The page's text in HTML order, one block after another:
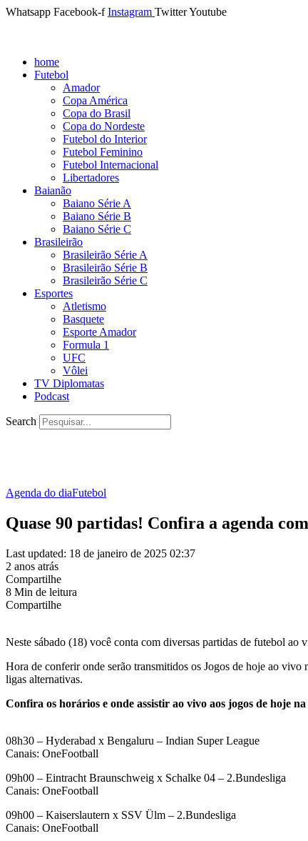
Whatsapp Facebook-f Instagram TwitterYoutube
home
Futebol
Amador
Copa América
Copa do Brasil
Copa do Nordeste
Futebol do Interior
Futebol Feminino
Futebol Internacional
Libertadores
Baianão
Baiano Série A
Baiano Série B
Baiano Série C
Brasileirão
Brasileirão Série A
Brasileirão Série B
Brasileirão Série C
Esportes
Atletismo
Basquete
Esporte Amador
Formula 1
UFC
Vôlei
TV Diplomatas
Podcast
Search
Agenda do diaFutebol
Quase 90 partidas! Confira a agenda
Last updated: 18 de janeiro de 2025 02:37
2 anos atrás
Compartilhe
8 Min de leitura
Compartilhe
Neste sábado (18) você conta com diversas partidas de futebol ao
Hora de conferir onde serão transmitidos os Jogos de hoje ao
ligas alternativas.
Confira os horários e onde assistir ao vivo aos jogos de hoje
08h30 – Hyderabad x Bengaluru – Indian Super League
Canais: OneFootball
09h00 – Eintracht Braunschweig x Schalke 04 – 2.Bundesliga
Canais: OneFootball
09h00 – Kaiserslautern x SSV Ülm – 2.Bundesliga
Canais: OneFootball